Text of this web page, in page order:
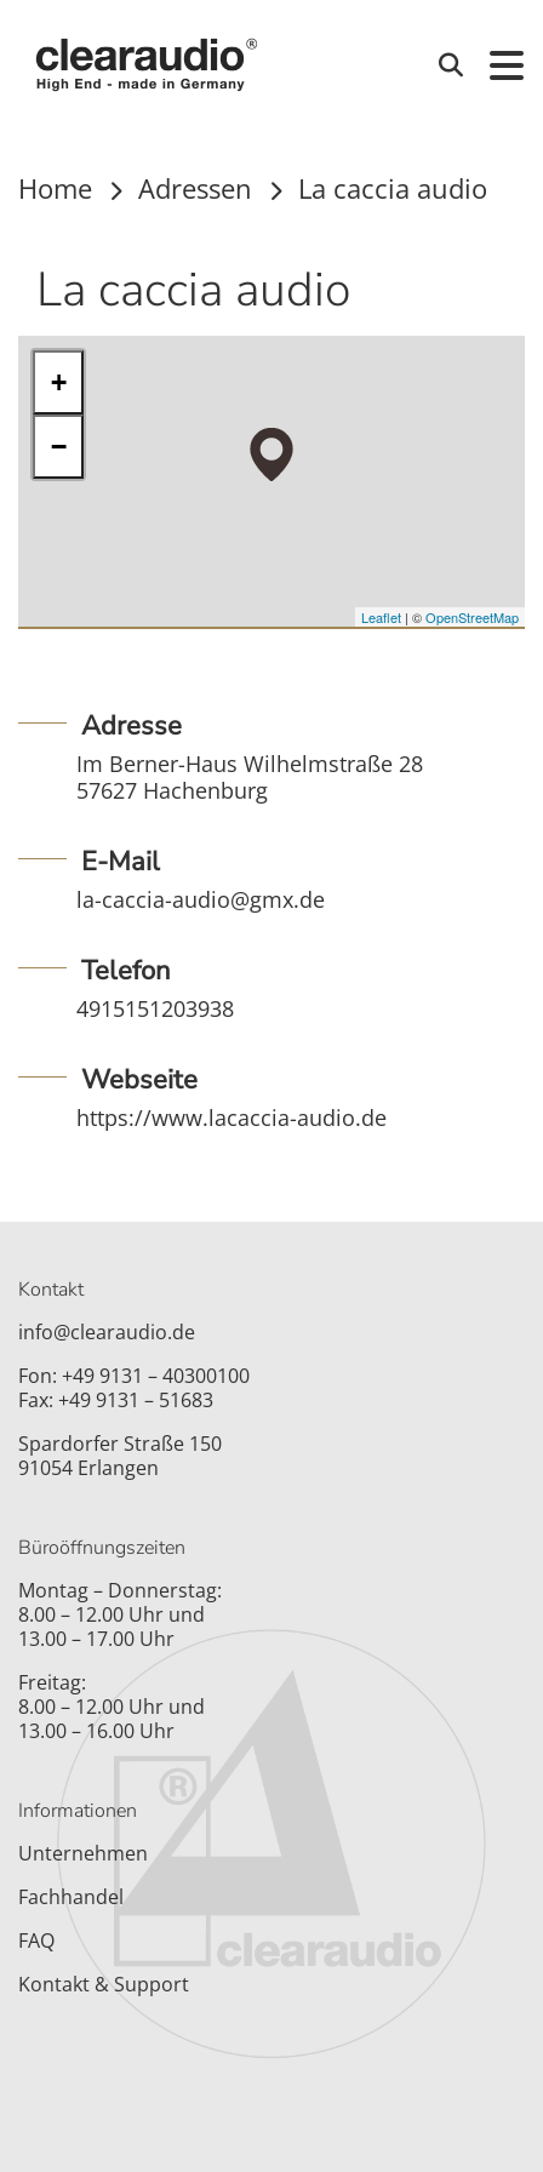
Suchen
Home Adressen La caccia audio
La caccia audio
+
−
Leaflet | ©OpenStreetMap
Adresse
Im Berner-Haus Wilhelmstraße 28
57627 Hachenburg
E-Mail
la-caccia-audio@gmx.de
Telefon
4915151203938
Webseite
https://www.lacaccia-audio.de
Kontakt
info@clearaudio.de
Fon: +49 9131 – 40300100
Fax: +49 9131 – 51683
Spardorfer Straße 150
91054 Erlangen
Büroöffnungszeiten
Montag – Donnerstag:
8.00 – 12.00 Uhr und
13.00 – 17.00 Uhr
Freitag:
8.00 – 12.00 Uhr und
13.00 – 16.00 Uhr
Informationen
Unternehmen
Fachhandel
FAQ
Kontakt & Support